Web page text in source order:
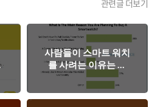
관련글 더보기
사람들이 스마트 워치
를 사려는 이유는 무
엇일까?